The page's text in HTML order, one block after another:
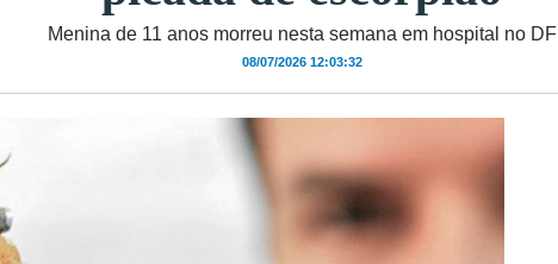
Menina de 11 anos morreu nesta semana em hospital no DF
08/07/2026 12:03:32